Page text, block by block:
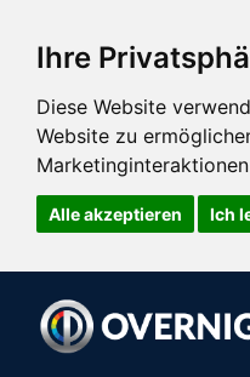
Ihre
Diese Website
Website zu
Alle akzeptieren Ich